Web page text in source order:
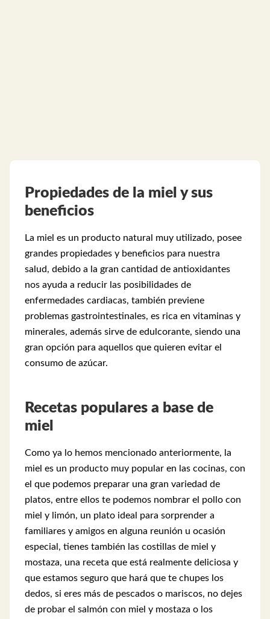
Propiedades de la miel y sus
beneficios
La miel es un producto natural muy utilizado, posee
grandes propiedades y beneficios para nuestra
salud, debido a la gran cantidad de antioxidantes
nos ayuda a reducir las posibilidades de
enfermedades cardiacas, también previene
problemas gastrointestinales, es rica en vitaminas y
minerales, además sirve de edulcorante, siendo una
gran opción para aquellos que quieren evitar el
consumo de azúcar.
Recetas populares a base de
miel
Como ya lo hemos mencionado anteriormente, la
miel es un producto muy popular en las cocinas, con
el que podemos preparar una gran variedad de
platos, entre ellos te podemos nombrar el pollo con
miel y limón, un plato ideal para sorprender a
familiares y amigos en alguna reunión u ocasión
especial, tienes también las costillas de miel y
mostaza, una receta que está realmente deliciosa y
que estamos seguro que hará que te chupes los
dedos, si eres más de pescados o mariscos, no dejes
de probar el salmón con miel y mostaza o los